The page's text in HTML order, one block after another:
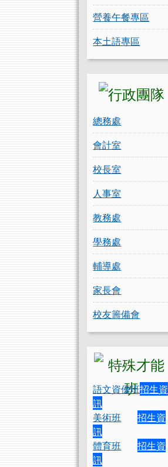
營養午餐專區
本土語專區
總務處
會計室
校長室
人事室
教務處
學務處
輔導處
家長會
校友籌備會
語文資優班招生資
訊
美術班
招生資
訊
體育班
招生資
訊